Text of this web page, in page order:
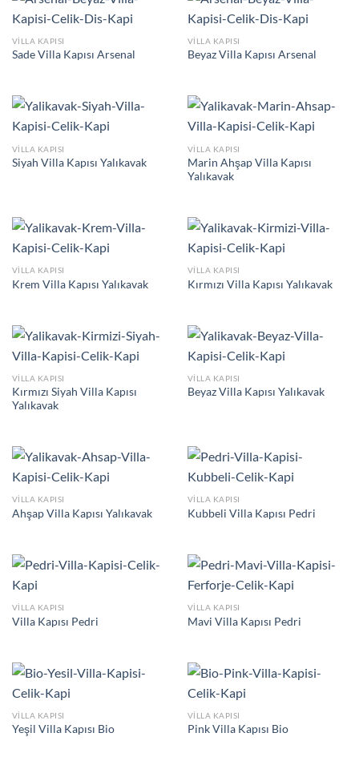
VILLA KAPISI
Sade Villa Kapısı Arsenal
VILLA KAPISI
Beyaz Villa Kapısı Arsenal
VILLA KAPISI
Siyah Villa Kapısı Yalıkavak
VILLA KAPISI
Marin Ahşap Villa Kapısı
Yalıkavak
VILLA KAPISI
Krem Villa Kapısı Yalıkavak
VILLA KAPISI
Kırmızı Villa Kapısı Yalıkavak
VILLA KAPISI
Kırmızı Siyah Villa Kapısı
Yalıkavak
VILLA KAPISI
Beyaz Villa Kapısı Yalıkavak
VILLA KAPISI
Ahşap Villa Kapısı Yalıkavak
VILLA KAPISI
Kubbeli Villa Kapısı Pedri
VILLA KAPISI
Villa Kapısı Pedri
VILLA KAPISI
Mavi Villa Kapısı Pedri
VILLA KAPISI
Yeşil Villa Kapısı Bio
VILLA KAPISI
Pink Villa Kapısı Bio